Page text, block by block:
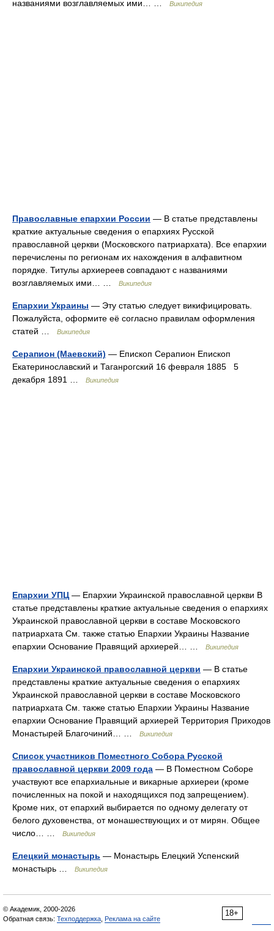
названиями возглавляемых ими… …
Википедия
Православные епархии России — В статье представлены
краткие актуальные сведения о епархиях Русской
православной церкви (Московского патриархата). Все епархии
перечислены по регионам их нахождения в алфавитном
порядке. Титулы архиереев совпадают с названиями
возглавляемых ими… …
Википедия
Епархии Украины — Эту статью следует викифицировать.
Пожалуйста, оформите её согласно правилам оформления
статей …
Википедия
Серапион (Маевский) — Епископ Серапион Епископ
Екатеринославский и Таганрогский 16 февраля 1885 5
декабря 1891 …
Википедия
Епархии УПЦ — Епархии Украинской православной церкви В
статье представлены краткие актуальные сведения о епархиях
Украинской православной церкви в составе Московского
патриархата См. также статью Епархии Украины Название
епархии Основание Правящий архиерей… …
Википедия
Епархии Украинской православной церкви — В статье
представлены краткие актуальные сведения о епархиях
Украинской православной церкви в составе Московского
патриархата См. также статью Епархии Украины Название
епархии Основание Правящий архиерей Территория Приходов
Монастырей Благочиний… …
Википедия
Список участников Поместного Собора Русской
православной церкви 2009 года — В Поместном Соборе
участвуют все епархиальные и викарные архиереи (кроме
почисленных на покой и находящихся под запрещением).
Кроме них, от епархий выбирается по одному делегату от
белого духовенства, от монашествующих и от мирян. Общее
число… …
Википедия
Елецкий монастырь — Монастырь Елецкий Успенский
монастырь …
Википедия
18+
© Академик, 2000-2026
Обратная связь: Техподдержка Реклама на сайте